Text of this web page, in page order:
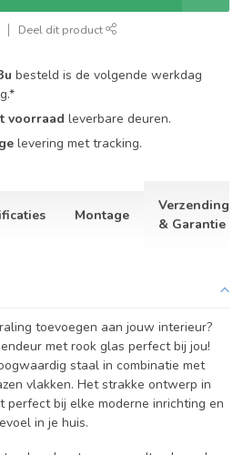
Deel dit product
besteld is de volgende werkdag
voorraad leverbare deuren.
levering met tracking.
Montage
Verzending
& Garantie
toevoegen aan jouw interieur?
met rook glas perfect bij jou!
staal in combinatie met
vlakken. Het strakke ontwerp in
perfect bij elke moderne inrichting en
in je huis.